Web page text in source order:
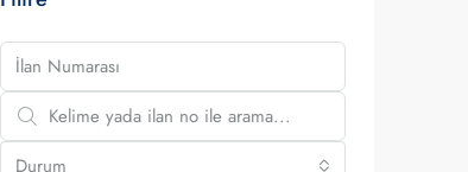
Durum